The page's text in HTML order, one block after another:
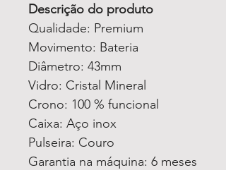
Descrição do produto
Qualidade: Premium
Movimento: Bateria
Diâmetro: 43mm
Vidro: Cristal Mineral
Crono: 100 % funcional
Caixa: Aço inox
Pulseira: Couro
Garantia na máquina: 6 meses